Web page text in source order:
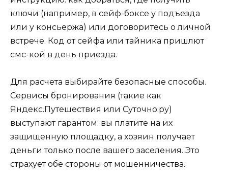
ключи (например, в сейф-боксе у подъезда
или у консьержа) или договоритесь о личной
встрече. Код от сейфа или тайника пришлют
смс-кой в день приезда.
Для расчета выбирайте безопасные способы.
Сервисы бронирования (такие как
Яндекс.Путешествия или Суточно.ру)
выступают гарантом: вы платите на их
защищенную площадку, а хозяин получает
деньги только после вашего заселения. Это
страхует обе стороны от мошенничества.